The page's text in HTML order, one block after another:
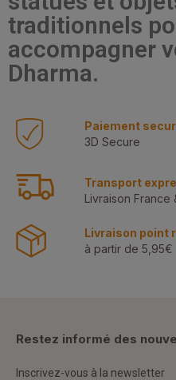
traditionnels
accompagner
Dharma.
Paiement
3D Secure
Transport
Livraison France
Livraison point
à partir de 5,95€
Restez informé des
Inscrivez-vous à la newsletter